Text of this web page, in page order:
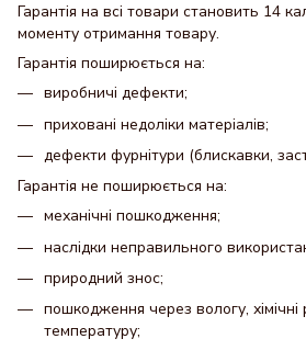
Гарантія на всі товари становить 14
моменту отримання товару.
Гарантія поширюється на:
виробничі дефекти;
приховані недоліки матеріалів;
дефекти фурнітури (блискавки,
Гарантія не поширюється на:
механічні пошкодження;
наслідки неправильного
природний знос;
пошкодження через вологу,
температуру;